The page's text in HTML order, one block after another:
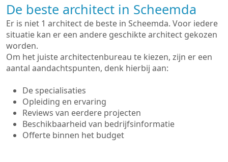
De beste architect in Scheemda
Er is niet 1 architect de beste in Scheemda. Voor iedere
situatie kan er een andere geschikte architect gekozen
worden.
Om het juiste architectenbureau te kiezen, zijn er een
aantal aandachtspunten, denk hierbij aan:
De specialisaties
Opleiding en ervaring
Reviews van eerdere projecten
Beschikbaarheid van bedrijfsinformatie
Offerte binnen het budget